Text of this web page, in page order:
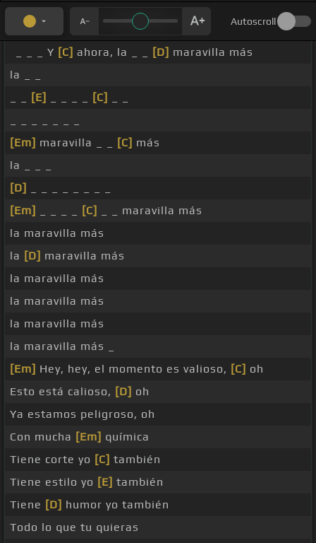
Autoscroll
_ _ _ Y [C] ahora, la _ _ [D] maravilla más
la _ _
[E] [C]
[Em] maravilla _ _ [C] más
la _ _ _
[D]
[Em]
[C]
_ _ maravilla más
la maravilla más
la [D] maravilla más
la maravilla más
la maravilla más
la maravilla más
la maravilla más _
[Em] Hey, hey, el momento es valioso, [C] oh
Esto está calioso, [D] oh
Ya estamos peligroso, oh
Con mucha [Em] química
Tiene corte yo [C] también
Tiene estilo yo [E] también
Tiene [D] humor yo también
Todo lo que tu quieras